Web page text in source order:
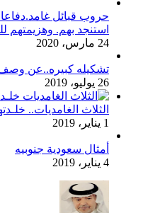
حروب قبائل
استنجد بهم. وهزيمتهم
24 مارس، 2020
تشكيله كبيره..عن
26 يوليو، 2019
الثلاث الغامديات..
1 يناير، 2019
أمثال سعودية جنوبيه
4 يناير، 2019